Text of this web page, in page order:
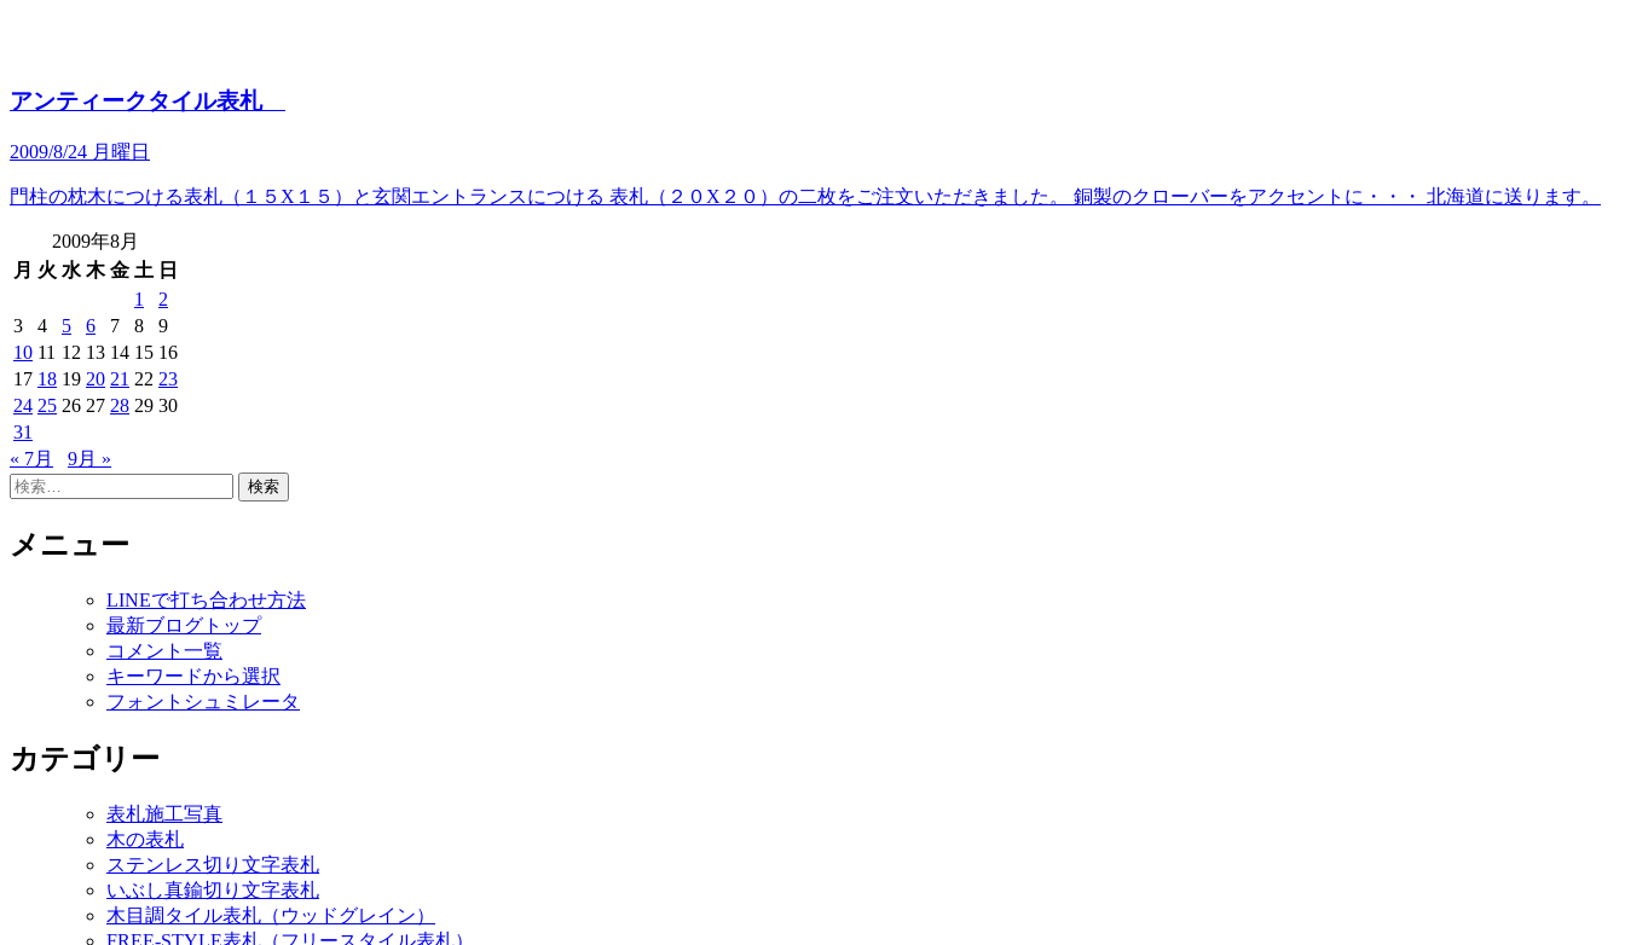
アンティークタイル表札
2009/8/24 月曜日
門柱の枕木につける表札（１５X１５）と玄関エントランスにつける 表札（２０X２０）の二枚をご注文いただきました。 銅製のクローバーをアクセントに・・・ 北海道に送ります。
2009年8月
月 火 水 木 金 土 日
1
2
3
4 5 6 7 8
9
10 11 12 13 14 15 16
17 18 19 20 21 22 23
24 25 26 27 28 29 30
31
« 7月
9月 »
検
メニュー
LINEで打ち合わせ方法
最新ブログトップ
コメント一覧
キーワードから選択
フォントシュミレータ
カテゴリー
表札施工写真
木の表札
ステンレス切り文字表札
いぶし真鍮切り文字表札
木目調タイル表札（ウッドグレイン）
FREE-STYLE表札（フリースタイル表札）